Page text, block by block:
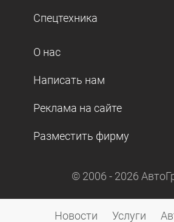
Спецтехника
О нас
Написать нам
Реклама на сайте
Разместить фирму
© 2006 - 2026
Новости Услуги